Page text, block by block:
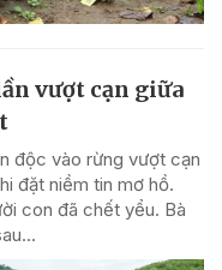
vượt cạn giữa
độc vào rừng vượt cạn
đặt niềm tin mơ hồ.
con đã chết yểu. Bà